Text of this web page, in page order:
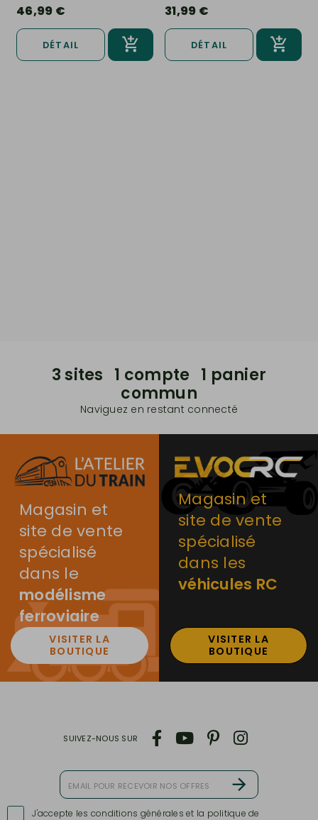
46,99 €
DÉTAIL
31,99 €
DÉTAIL
3 sites 1 compte 1 panier
commun
Naviguez en restant connecté
Magasin et
site de vente
spécialisé
dans le
modélisme
ferroviaire
VISITER LA
BOUTIQUE
Magasin et
site de vente
spécialisé
dans les
véhicules RC
VISITER LA
BOUTIQUE
J'accepte les conditions générales et la politique de
SUIVEZ-NOUS SUR